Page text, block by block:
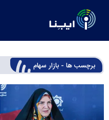
برچسب ها - بازار سهام